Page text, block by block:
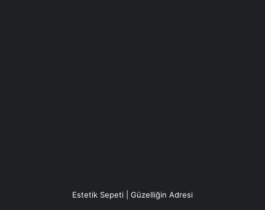
Estetik Sepeti | Güzelliğin Adresi